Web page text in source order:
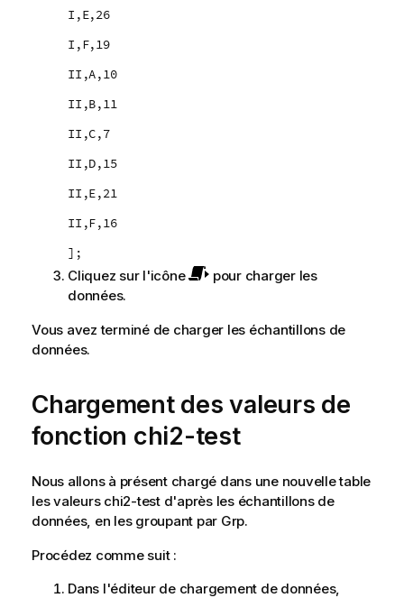
I,E,26
I,F,19
II,A,10
II,B,11
II,C,7
II,D,15
II,E,21
II,F,16
];
Cliquez sur l'icône
pour charger les
données.
Vous avez terminé de charger les échantillons de
données.
Chargement des valeurs de
fonction chi2-test
Nous allons à présent chargé dans une nouvelle table
les valeurs chi2-testd'après les échantillons de
données, en les groupant par Grp.
Procédez comme suit :
Dans l'éditeur de chargement de données,